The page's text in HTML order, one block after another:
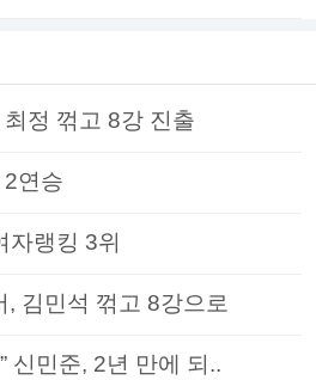
정 꺾고 8강 진출
연승
자랭킹 3위
김민석 꺾고 8강으로
신민준, 2년 만에 되..